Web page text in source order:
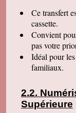
Bernard
Pour
à plus
avoir
vous
avec vos
pour votre
Claudine T
Ce transfert
cassette.
Convient
pas votre
Idéal pour
familiaux.
Supérieure